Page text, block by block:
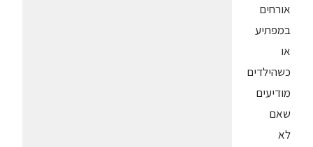
אורחים
במפתיע
או
כשהילדים
מודיעים
שאם
לא